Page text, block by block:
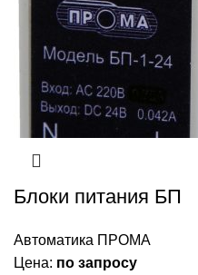
Блоки питания БП
Автоматика ПРОМА
Цена: по запросу